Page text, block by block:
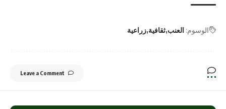
الوسوم: العنب ثقافية زراعية
Leave a Comment